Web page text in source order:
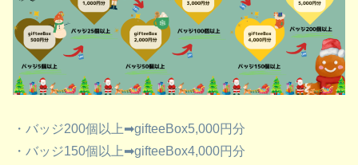
・バッジ200個以上➡gifteeBox5,000円分
・バッジ150個以上➡gifteeBox4,000円分